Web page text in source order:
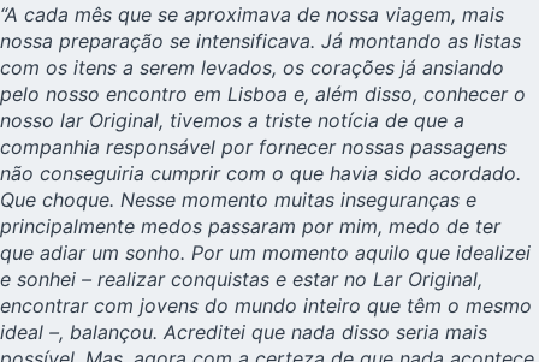
“A cada mês que se aproximava de nossa viagem, mais
nossa preparação se intensificava. Já montando as listas
com os itens a serem levados, os corações já ansiando
pelo nosso encontro em Lisboa e, além disso, conhecer o
nosso lar Original, tivemos a triste notícia de que a
companhia responsável por fornecer nossas passagens
não conseguiria cumprir com o que havia sido acordado.
Que choque. Nesse momento muitas inseguranças e
principalmente medos passaram por mim, medo de ter
que adiar um sonho. Por um momento aquilo que idealizei
e sonhei – realizar conquistas e estar no Lar Original,
encontrar com jovens do mundo inteiro que têm o mesmo
ideal –, balançou. Acreditei que nada disso seria mais